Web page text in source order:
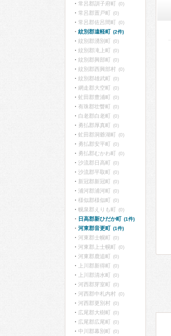
常呂郡訓子府町 (0)
常呂郡置戸町 (0)
常呂郡佐呂間町 (0)
紋別郡遠軽町 (2件)
紋別郡湧別町 (0)
紋別郡滝上町 (0)
紋別郡興部町 (0)
紋別郡西興部村 (0)
紋別郡雄武町 (0)
網走郡大空町 (0)
虻田郡豊浦町 (0)
有珠郡壮瞥町 (0)
白老郡白老町 (0)
勇払郡厚真町 (0)
虻田郡洞爺湖町 (0)
勇払郡安平町 (0)
勇払郡むかわ町 (0)
沙流郡日高町 (0)
沙流郡平取町 (0)
新冠郡新冠町 (0)
浦河郡浦河町 (0)
様似郡様似町 (0)
幌泉郡えりも町 (0)
日高郡新ひだか町 (1件)
河東郡音更町 (1件)
河東郡士幌町 (0)
河東郡上士幌町 (0)
河東郡鹿追町 (0)
上川郡新得町 (0)
上川郡清水町 (0)
河西郡芽室町 (0)
河西郡中札内村 (0)
河西郡更別村 (0)
広尾郡大樹町 (0)
広尾郡広尾町 (0)
中川郡幕別町 (0)